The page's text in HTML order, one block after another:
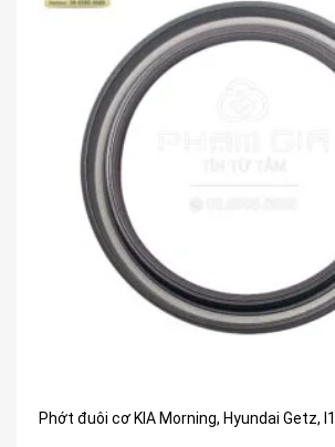
Phớt đuôi cơ KIA Morning, Hyundai Getz,